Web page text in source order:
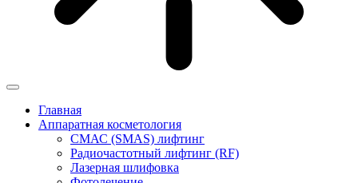
Главная
Аппаратная косметология
СМАС (SMAS) лифтинг
Радиочастотный лифтинг (RF)
Лазерная шлифовка